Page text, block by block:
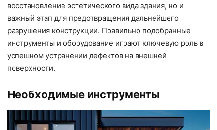
восстановление эстетического вида здания, но и
важный этап для предотвращения дальнейшего
разрушения конструкции. Правильно подобранные
инструменты и оборудование играют ключевую роль в
успешном устранении дефектов на внешней
поверхности.
Необходимые инструменты